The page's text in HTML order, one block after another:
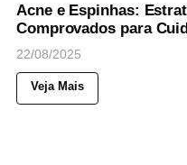
Acne e Espinhas:
Comprovados para
22/08/2025
Veja Mais